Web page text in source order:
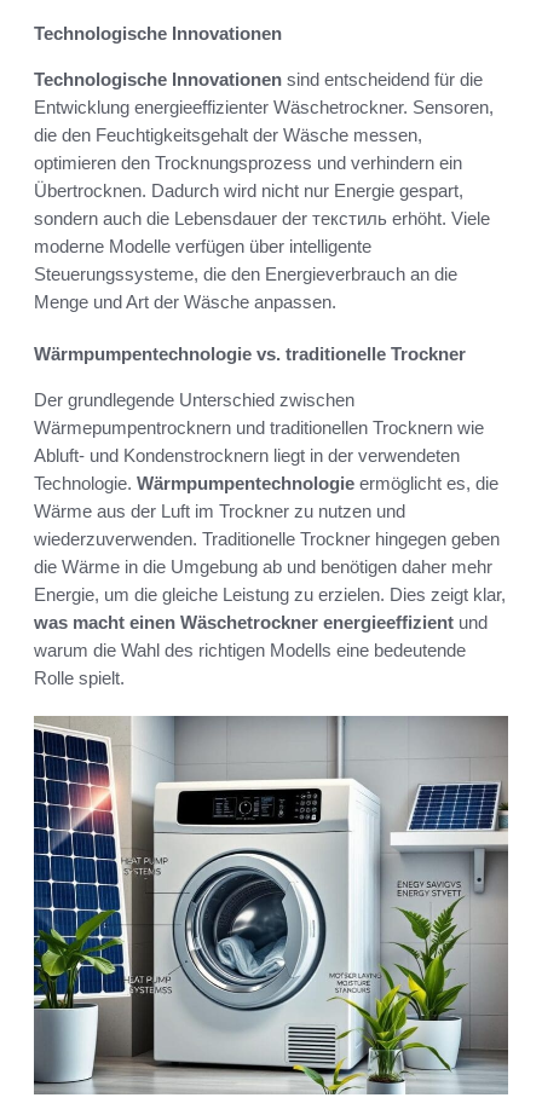
Technologische Innovationen
Technologische Innovationen sind entscheidend für die
Entwicklung energieeffizienter Wäschetrockner. Sensoren,
die den Feuchtigkeitsgehalt der Wäsche messen,
optimieren den Trocknungsprozess und verhindern ein
Übertrocknen. Dadurch wird nicht nur Energie gespart,
sondern auch die Lebensdauer der текстиль erhöht. Viele
moderne Modelle verfügen über intelligente
Steuerungssysteme, die den Energieverbrauch an die
Menge und Art der Wäsche anpassen.
Wärmpumpentechnologie vs. traditionelle Trockner
Der grundlegende Unterschied zwischen
Wärmepumpentrocknern und traditionellen Trocknern wie
Abluft- und Kondenstrocknern liegt in der verwendeten
Technologie. Wärmpumpentechnologie ermöglicht es, die
Wärme aus der Luft im Trockner zu nutzen und
wiederzuverwenden. Traditionelle Trockner hingegen geben
die Wärme in die Umgebung ab und benötigen daher mehr
Energie, um die gleiche Leistung zu erzielen. Dies zeigt klar,
was macht einen Wäschetrockner energieeffizient und
warum die Wahl des richtigen Modells eine bedeutende
Rolle spielt.